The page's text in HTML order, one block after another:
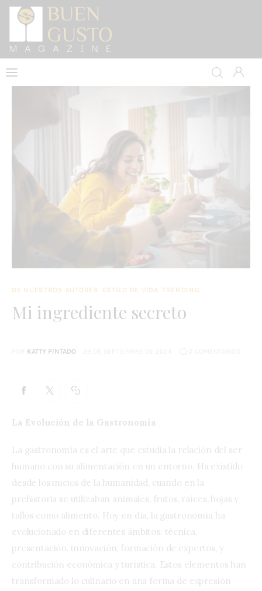
Home
Directorio y Autores
DE NUESTROS AUTORES ESTILO DE VIDA TRENDING
Mi ingrediente secreto
KATTY PINTADO
La Evolución de la Gastronomía
La gastronomía es el arte que estudia la relación del ser
humano con su alimentación en un entorno. Ha existido
desde los inicios de la humanidad, cuando en la
prehistoria se utilizaban animales, frutos, raíces, hojas y
tallos como alimento. Hoy en día, la gastronomía ha
evolucionado en diferentes ámbitos: técnica,
presentación, innovación, formación de expertos, y
contribución económica y turística. Estos elementos han
transformado lo culinario en una forma de expresión